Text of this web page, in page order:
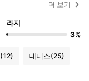
더 보기
라지
3%
(12) 테니스(25)